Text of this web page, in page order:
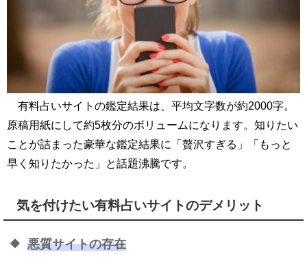
有料占いサイトの鑑定結果は、平均文字数が約2000字。
原稿用紙にして約5枚分のボリュームになります。知りたい
ことが詰まった豪華な鑑定結果に「贅沢すぎる」「もっと
早く知りたかった」と話題沸騰です。
気を付けたい有料占いサイトのデメリット
悪質サイトの存在